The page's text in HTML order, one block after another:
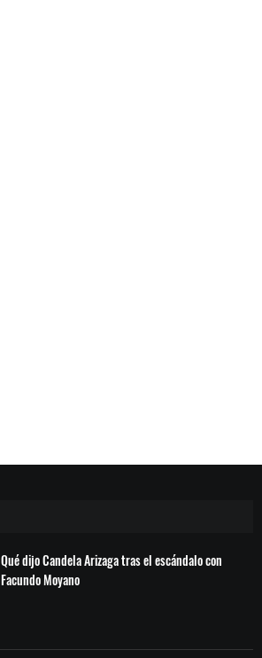
Qué dijo Candela Arizaga tras el escándalo con
Facundo Moyano